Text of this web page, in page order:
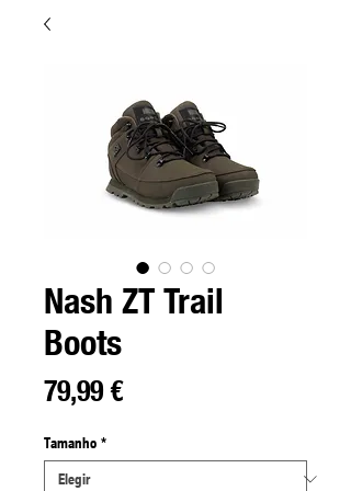
Nash ZT Trail
Boots
79,99 €Precio
Tamanho *